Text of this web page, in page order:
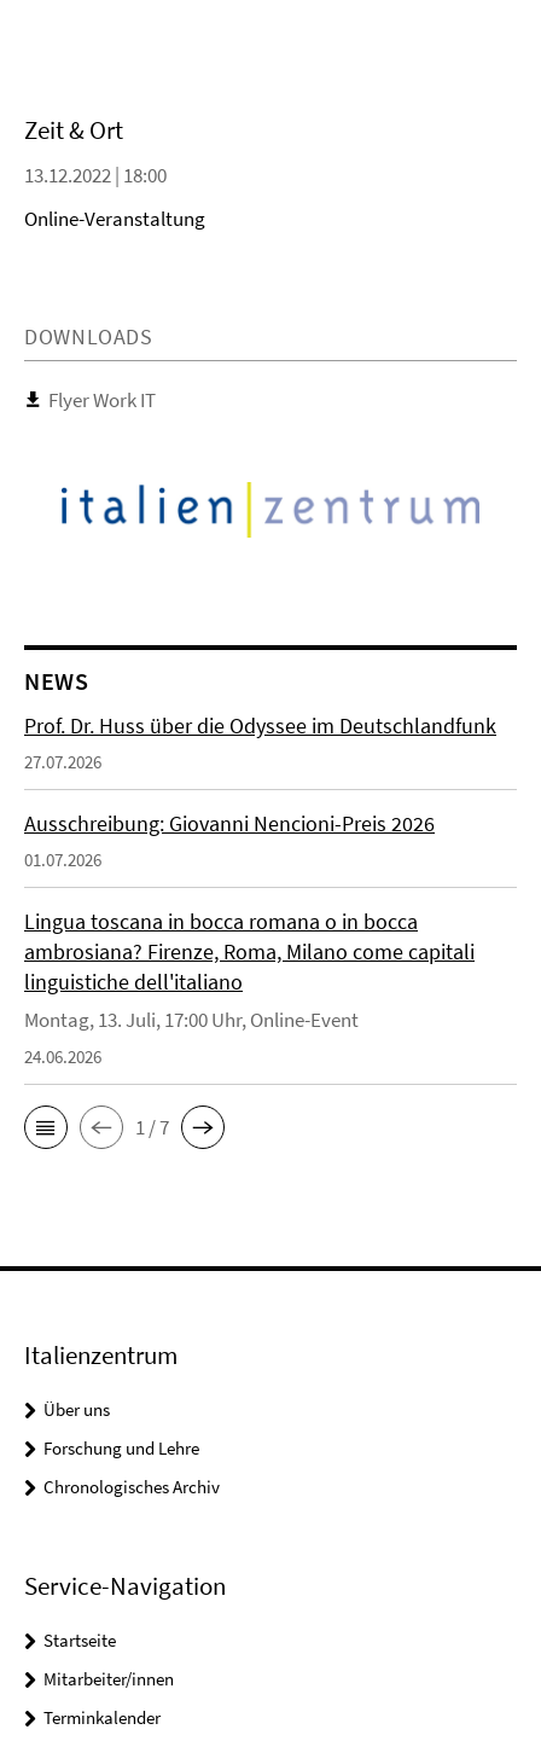
Zeit & Ort
13.12.2022 | 18:00
Online-Veranstaltung
DOWNLOADS
Flyer Work IT
NEWS
Prof. Dr. Huss über die Odyssee im Deutschlandfunk
27.07.2026
Ausschreibung: Giovanni Nencioni-Preis 2026
01.07.2026
Lingua toscana in bocca romana o in bocca
ambrosiana? Firenze, Roma, Milano come capitali
linguistiche dell'italiano
Montag, 13. Juli, 17:00 Uhr, Online-Event
24.06.2026
1 / 7
Italienzentrum
Über uns
Forschung und Lehre
Chronologisches Archiv
Service-Navigation
Startseite
Mitarbeiter/innen
Terminkalender